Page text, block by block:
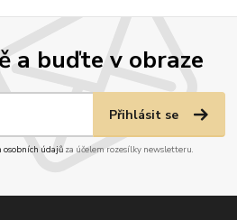
a buďte v obraze
Přihlásit se
osobních údajůza účelem rozesílky newsletteru.